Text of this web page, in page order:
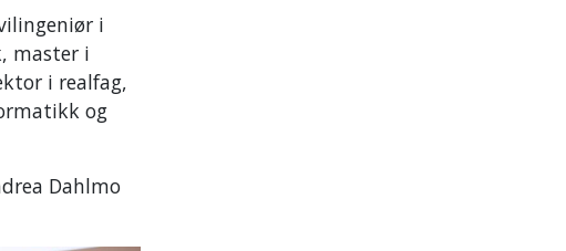
i
master i
i realfag,
og
Dahlmo